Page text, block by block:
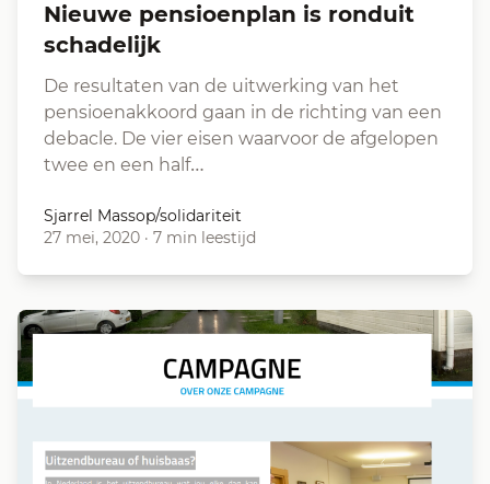
Nieuwe pensioenplan is ronduit
schadelijk
De resultaten van de uitwerking van het
pensioenakkoord gaan in de richting van een
debacle. De vier eisen waarvoor de afgelopen
twee en een half…
Sjarrel Massop/solidariteit
27 mei, 2020 · 7 min leestijd